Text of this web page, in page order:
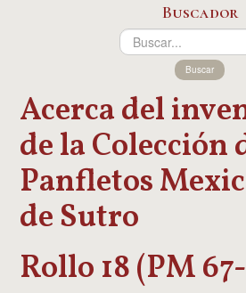
Buscador
Buscar
Acerca del
de la Colección
Panfletos
de Sutro
Rollo 18 (PM